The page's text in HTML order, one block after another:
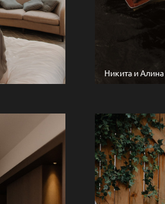
Никита и Алина